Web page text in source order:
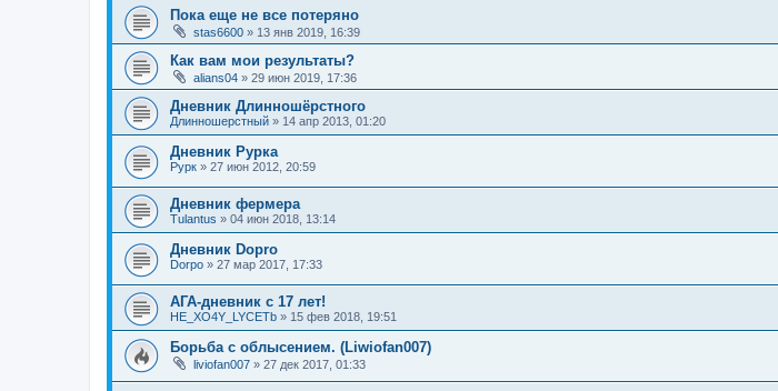
Пока еще не все потеряно
stas6600 » 13 янв 2019, 16:39
Как вам мои результаты?
alians04 » 29 июн 2019, 17:36
Дневник Длинношёрстного
Длинношерстный » 14 апр 2013, 01:20
Дневник Рурка
Рурк » 27 июн 2012, 20:59
Дневник фермера
Tulantus » 04 июн 2018, 13:14
Дневник Dopro
Dorpo » 27 мар 2017, 17:33
АГА-дневник с 17 лет!
HE_XO4Y_LYCETb » 15 фев 2018, 19:51
Борьба с облысением. (Liwiofan007)
liviofan007 » 27 дек 2017, 01:33